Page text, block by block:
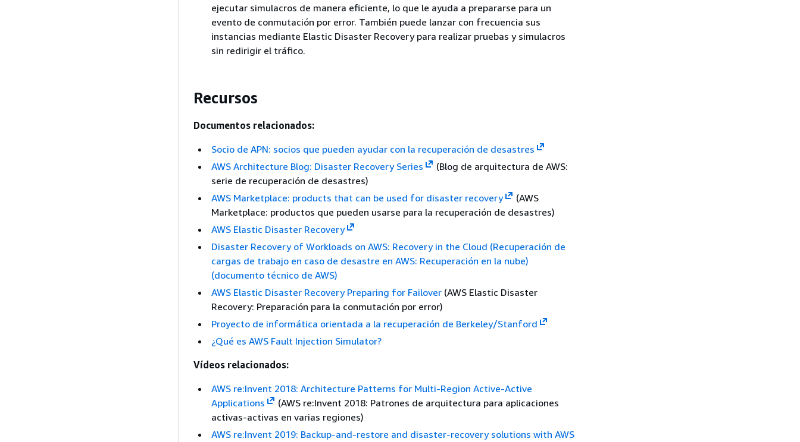
ejecutar simulacros de manera eficiente, lo que le ayuda a prepararse para un
evento de conmutación por error. También puede lanzar con frecuencia sus
instancias mediante Elastic Disaster Recovery para realizar pruebas y simulacros
sin redirigir el tráfico.
Recursos
Documentos relacionados:
Socio de APN: socios que pueden ayudar con la recuperación de desastres
AWS Architecture Blog: Disaster Recovery Series
(Blog de arquitectura de AWS:
serie de recuperación de desastres)
AWS Marketplace: products that can be used for disaster recovery
(AWS
Marketplace: productos que pueden usarse para la recuperación de desastres)
AWS Elastic Disaster Recovery
Disaster Recovery of Workloads on AWS: Recovery in the Cloud (Recuperación de
cargas de trabajo en caso de desastre en AWS: Recuperación en la nube)
(documento técnico de AWS)
AWS Elastic Disaster Recovery Preparing for Failover (AWS Elastic Disaster
Recovery: Preparación para la conmutación por error)
Proyecto de informática orientada a la recuperación de Berkeley/Stanford
¿Qué es AWS Fault Injection Simulator?
Vídeos relacionados:
AWS re:Invent 2018: Architecture Patterns for Multi-Region Active-Active
Applications
(AWS re:Invent 2018: Patrones de arquitectura para aplicaciones
activas-activas en varias regiones)
AWS re:Invent 2019: Backup-and-restore and disaster-recovery solutions with AWS